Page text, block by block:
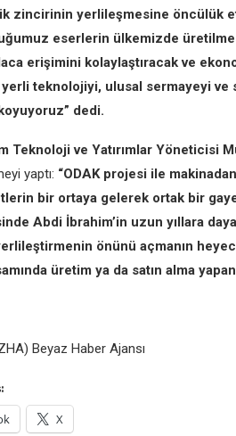
zincirinin yerlileşmesine öncülük
eserlerin ülkemizde
erişimini kolaylaştıracak ve
teknolojiyi, ulusal sermayeyi ve
dedi.
Teknoloji ve Yatırımlar Yöneticisi
yaptı: “ODAK projesi ile
bir ortaya gelerek ortak bir
Abdi İbrahim’in uzun yıllara
önünü açmanın
üretim ya da satın alma
Beyaz Haber Ajansı
X